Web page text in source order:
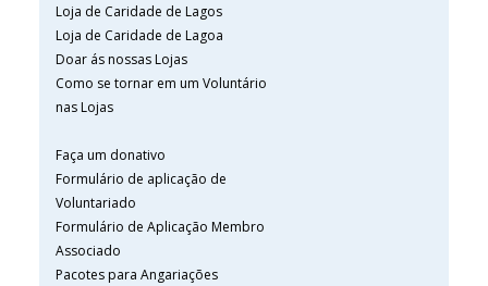
Loja de Caridade de Lagos
Loja de Caridade de Lagoa
Doar ás nossas Lojas
Como se tornar em um Voluntário
nas Lojas
Faça um donativo
Formulário de aplicação de
Voluntariado
Formulário de Aplicação Membro
Associado
Pacotes para Angariações